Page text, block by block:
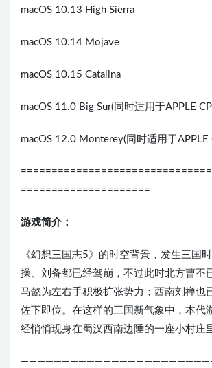
macOS 10.13 High Sierra
macOS 10.14 Mojave
macOS 10.15 Catalina
macOS 11.0 Big Sur(同时适用于APPLE
macOS 12.0 Monterey(同时适用于APPLE
=====================
游戏简介：
《幻想三国志5》的时空背景，发生三国
操、刘备都已经驾崩，不过此时北方曹丕
马懿为左右手积极扩张势力；西南刘禅也
佐下即位。在这样的三国新气象中，本代
经悄悄现身在蜀汉西南边陲的一座小村庄